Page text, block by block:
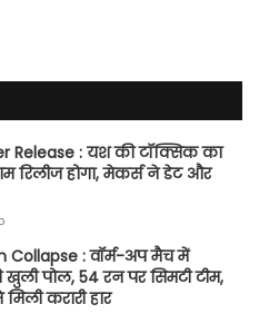
Release : यश की टॉक्सिक का
रिलीज होगा, मेकर्स ने डेट और
Collapse : वॉर्म-अप मैच में
खुली पोल, 54 रन पर सिमटी टीम,
करारी हार